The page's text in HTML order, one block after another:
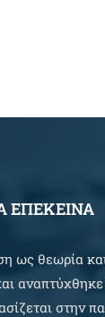
ως θεωρία
στην